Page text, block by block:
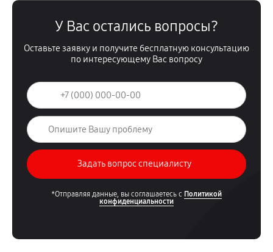
У Вас остались вопросы?
Оставьте заявку и получите бесплатную консультацию
по интересующему Вас вопросу
*Отправляя данные, вы соглашаетесь с Политикой
конфиденциальности